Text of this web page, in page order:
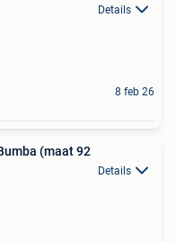
Details
8 feb 26
(maat 92
Details